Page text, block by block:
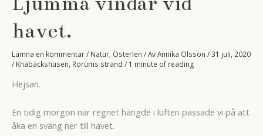
havet.
Lämna en kommentar/ Natur Österlen / AvAnnika Olsson /31 juli, 2020
/ Knäbäckshusen Rörums strand / 1 minute of reading
Hejsan.
En tidig morgon när regnet hängde i luften passade vi på att
åka en sväng ner till havet.